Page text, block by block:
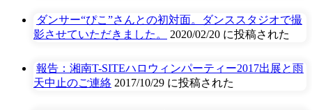
ダンサー“ぴこ”さんとの初対面。ダンススタジオで撮
影させていただきました。
2020/02/20 に投稿された
報告：湘南T-SITEハロウィンパーティー2017出展と雨
天中止のご連絡 2017/10/29 に投稿された